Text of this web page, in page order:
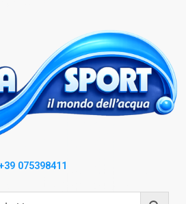
075398411